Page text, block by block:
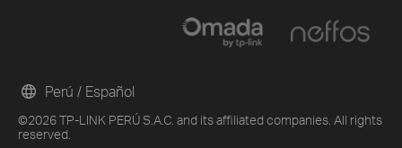
©2026 TP-LINK PERÚ S.A.C. and its affiliated companies. All rights
reserved.
Perú / Español